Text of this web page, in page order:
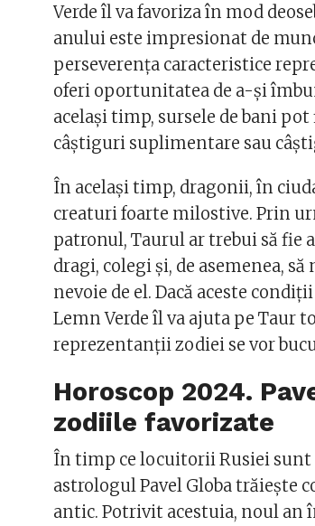
Verde îl va favoriza în mod
anului este impresionat de
perseverența caracteristice
oferi oportunitatea de a-și
același timp, sursele de bani
câștiguri suplimentare sau
În același timp, dragonii, în
creaturi foarte milostive. Prin
patronul, Taurul ar trebui să fie
dragi, colegi și, de asemenea,
nevoie de el. Dacă aceste
Lemn Verde îl va ajuta pe Taur
reprezentanții zodiei se vor
Horoscop 2024.
zodiile favorizate
În timp ce locuitorii Rusiei sunt
astrologul Pavel Globa trăiește
antic. Potrivit acestuia, noul an